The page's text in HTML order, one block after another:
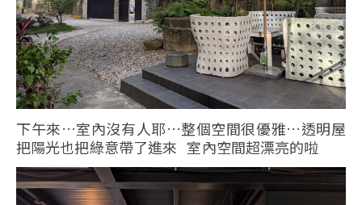
下午來…室內沒有人耶…整個空間很優雅…透明屋
把陽光也把綠意帶了進來 室內空間超漂亮的啦